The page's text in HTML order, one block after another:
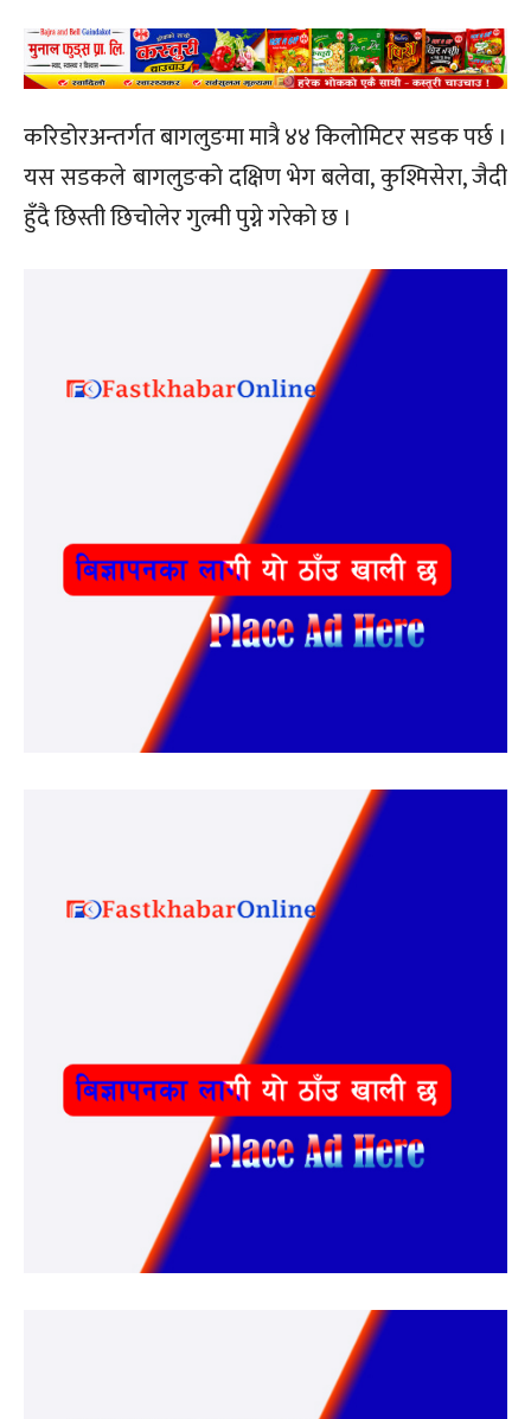
करिडोरअन्तर्गत बागलुङमा मात्रै ४४ किलोमिटर सडक पर्छ ।
यस सडकले बागलुङको दक्षिण भेग बलेवा, कुश्मिसेरा, जैदी
हुँदै छिस्ती छिचोलेर गुल्मी पुग्ने गरेको छ ।